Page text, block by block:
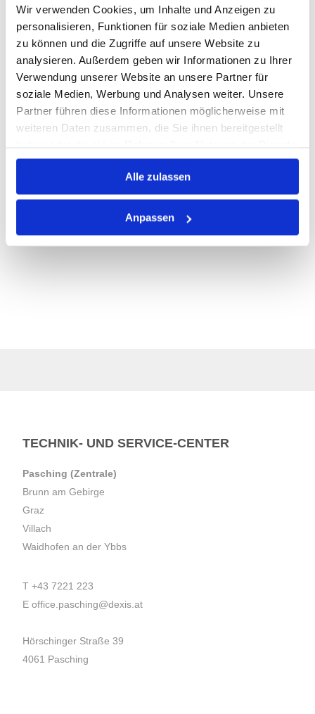
Wir verwenden Cookies, um Inhalte und Anzeigen zu
personalisieren, Funktionen für soziale Medien anbieten
zu können und die Zugriffe auf unsere Website zu
analysieren. Außerdem geben wir Informationen zu Ihrer
Verwendung unserer Website an unsere Partner für
soziale Medien, Werbung und Analysen weiter. Unsere
Partner führen diese Informationen möglicherweise mit
weiteren Daten zusammen, die Sie ihnen bereitgestellt
gesammelt haben.
Alle zulassen
Anpassen
Print
PRODUKTBESCHREIBUNG
ALLE SPEZIFIKATIONEN
VARIANTEN
TECHNIK- UND SERVICE-CENTER
Pasching (Zentrale)
Brunn am Gebirge
Graz
Villach
Waidhofen an der Ybbs
T +43 7221 223
E office.pasching@dexis.at
Hörschinger Straße 39
4061 Pasching